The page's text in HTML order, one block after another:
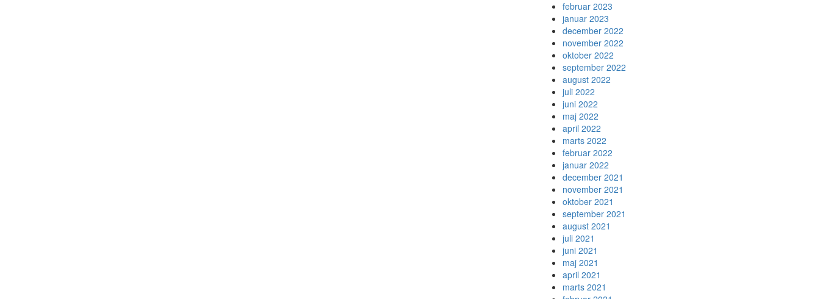
februar 2023
januar 2023
december 2022
november 2022
oktober 2022
september 2022
august 2022
juli 2022
juni 2022
maj 2022
april 2022
marts 2022
februar 2022
januar 2022
december 2021
november 2021
oktober 2021
september 2021
august 2021
juli 2021
juni 2021
maj 2021
april 2021
marts 2021